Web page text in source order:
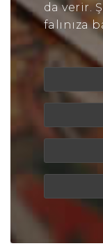
da verir.
falınıza